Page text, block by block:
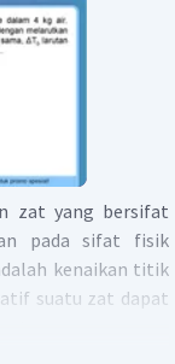
zat yang bersifat
pada sifat fisik
kenaikan titik
suatu zat dapat